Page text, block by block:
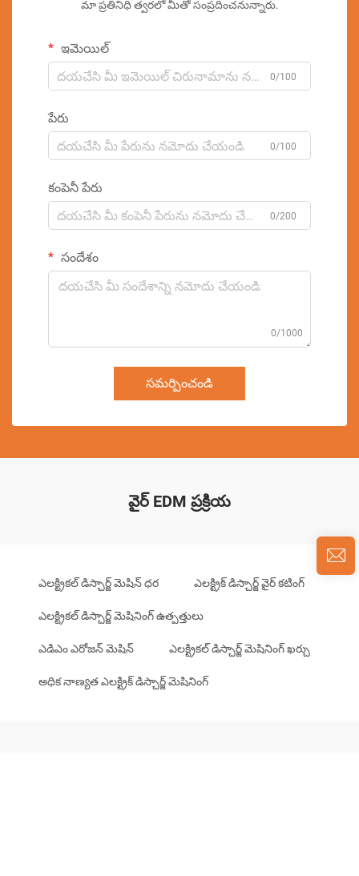
మా ప్రతినిధి త్వరలో మీతో సంప్రదించనున్నారు.
ఇమెయిల్
0/100
పేరు
0/100
కంపెనీ పేరు
0/200
సందేశం
0/1000
సమర్పించండి
వైర్ EDM ప్రక్రియ
ఎలక్ట్రికల్ డిస్చార్జ్ మెషిన్ ధర ఎలక్ట్రిక్ డిస్చార్జ్ వైర్ కటింగ్
ఎలక్ట్రికల్ డిస్చార్జ్ మెషినింగ్ ఉత్పత్తులు
ఎడిఎం ఎరోజన్ మెషిన్ ఎలక్ట్రికల్ డిస్చార్జ్ మెషినింగ్ ఖర్చు
అధిక నాణ్యత ఎలక్ట్రిక్ డిస్చార్జ్ మెషినింగ్